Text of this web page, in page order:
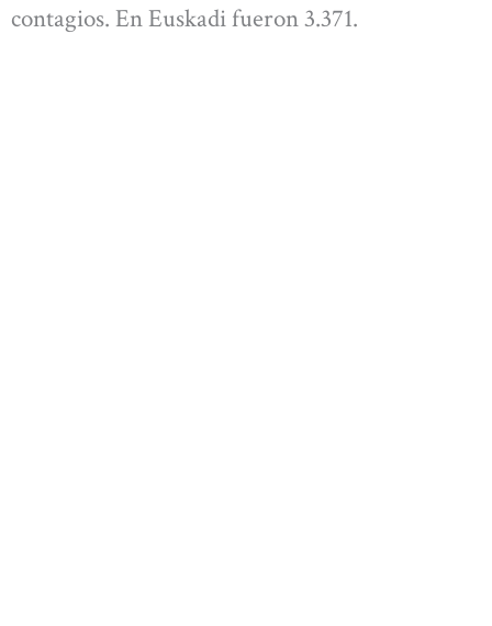
contagios. En Euskadi fueron 3.371.